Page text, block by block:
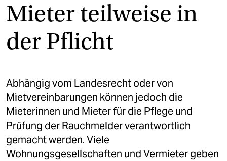
Mieter teilweise in
der Pflicht
Abhängig vom Landesrecht oder von
Mietvereinbarungen können jedoch die
Mieterinnen und Mieter für die Pflege und
Prüfung der Rauchmelder verantwortlich
gemacht werden. Viele
Wohnungsgesellschaften und Vermieter geben